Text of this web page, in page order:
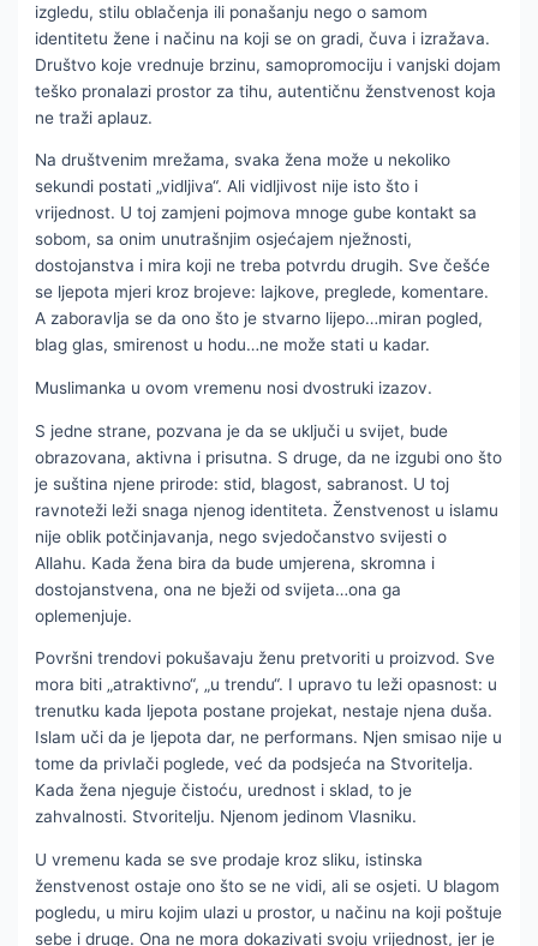
izgledu, stilu oblačenja ili ponašanju nego o samom
identitetu žene i načinu na koji se on gradi, čuva i izražava.
Društvo koje vrednuje brzinu, samopromociju i vanjski dojam
teško pronalazi prostor za tihu, autentičnu ženstvenost koja
ne traži aplauz.
Na društvenim mrežama, svaka žena može u nekoliko
sekundi postati „vidljiva“. Ali vidljivost nije isto što i
vrijednost. U toj zamjeni pojmova mnoge gube kontakt sa
sobom, sa onim unutrašnjim osjećajem nježnosti,
dostojanstva i mira koji ne treba potvrdu drugih. Sve češće
se ljepota mjeri kroz brojeve: lajkove, preglede, komentare.
A zaboravlja se da ono što je stvarno lijepo…miran pogled,
blag glas, smirenost u hodu…ne može stati u kadar.
Muslimanka u ovom vremenu nosi dvostruki izazov.
S jedne strane, pozvana je da se uključi u svijet, bude
obrazovana, aktivna i prisutna. S druge, da ne izgubi ono što
je suština njene prirode: stid, blagost, sabranost. U toj
ravnoteži leži snaga njenog identiteta. Ženstvenost u islamu
nije oblik potčinjavanja, nego svjedočanstvo svijesti o
Allahu. Kada žena bira da bude umjerena, skromna i
dostojanstvena, ona ne bježi od svijeta…ona ga
oplemenjuje.
Površni trendovi pokušavaju ženu pretvoriti u proizvod. Sve
mora biti „atraktivno“, „u trendu“. I upravo tu leži opasnost: u
trenutku kada ljepota postane projekat, nestaje njena duša.
Islam uči da je ljepota dar, ne performans. Njen smisao nije u
tome da privlači poglede, već da podsjeća na Stvoritelja.
Kada žena njeguje čistoću, urednost i sklad, to je
zahvalnosti. Stvoritelju. Njenom jedinom Vlasniku.
U vremenu kada se sve prodaje kroz sliku, istinska
ženstvenost ostaje ono što se ne vidi, ali se osjeti. U blagom
pogledu, u miru kojim ulazi u prostor, u načinu na koji poštuje
sebe i druge. Ona ne mora dokazivati svoju vrijednost, jer je